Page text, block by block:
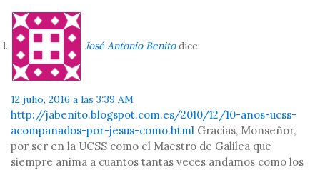
José Antonio Benito dice:
12 julio, 2016 a las 3:39 AM
http://jabenito.blogspot.com.es/2010/12/10-anos-ucss-
acompanados-por-jesus-como.html Gracias, Monseñor,
por ser en la UCSS como el Maestro de Galilea que
siempre anima a cuantos tantas veces andamos como los